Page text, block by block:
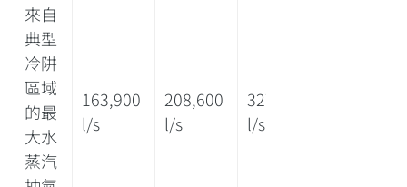
來自
典型
冷阱
區域
的最
大水
蒸汽
163,900
l/s
208,600
l/s
327,800
l/s